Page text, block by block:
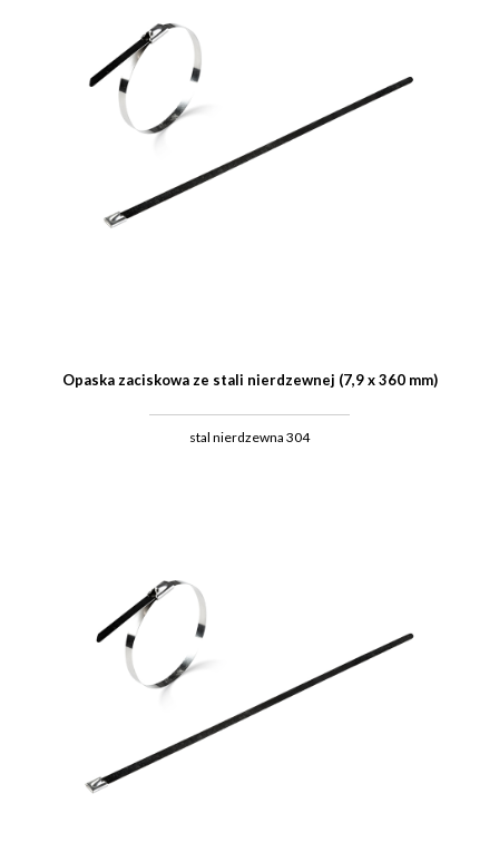
Opaska zaciskowa ze stali nierdzewnej (7,9 x 360 mm)
stal nierdzewna 304